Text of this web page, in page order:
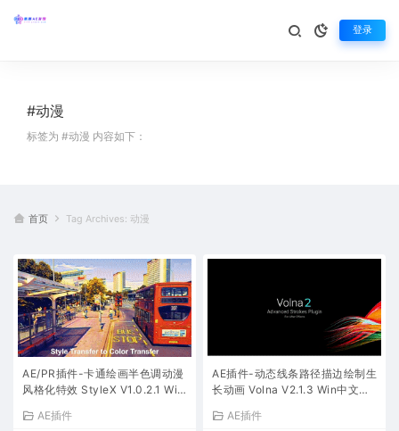
登录
#动漫
标签为 #动漫 内容如下：
首页 Tag Archives: 动漫
AE/PR插件-卡通绘画半色调动漫
风格化特效 StyleX V1.0.2.1 Wi
AE插件
AE插件-动态线条路径描边绘制生
长动画 Volna V2.1.3 Win中文汉
AE插件